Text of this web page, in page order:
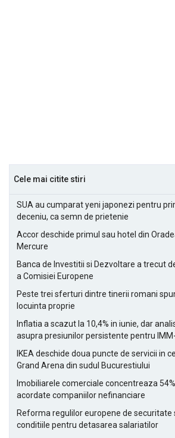
Cele mai citite stiri
SUA au cumparat yeni japonezi pentru
deceniu, ca semn de prietenie
Accor deschide primul sau hotel din
Mercure
Banca de Investitii si Dezvoltare a trecut
a Comisiei Europene
Peste trei sferturi dintre tinerii romani
locuinta proprie
Inflatia a scazut la 10,4% in iunie, dar
asupra presiunilor persistente pentru
IKEA deschide doua puncte de servicii in
Grand Arena din sudul Bucurestiului
Imobiliarele comerciale concentreaza
acordate companiilor nefinanciare
Reforma regulilor europene de securitate
conditiile pentru detasarea salariatilor